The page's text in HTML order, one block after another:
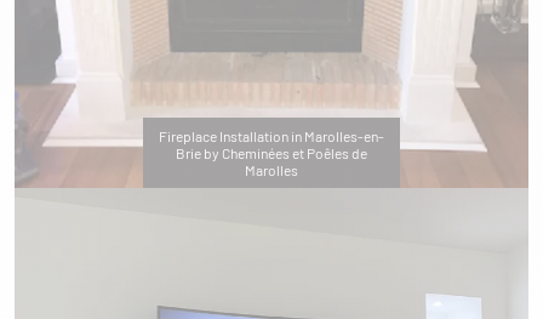
Fireplace Installation in Marolles-en-
Brie by Cheminées et Poêles de
Marolles